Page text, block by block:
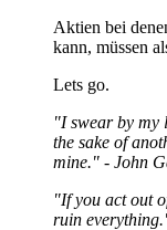
Aktien bei
kann, müssen
Lets go.
"I swear by my
the sake of
mine." - John
"If you act out
ruin